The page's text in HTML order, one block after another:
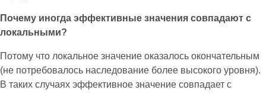
Почему иногда эффективные значения совпадают с
локальными?
Потому что локальное значение оказалось окончательным
(не потребовалось наследование более высокого уровня).
В таких случаях эффективное значение совпадает с